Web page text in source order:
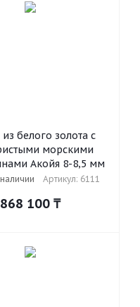
белого золота с
морскими
Акойя 8-8,5 мм
Артикул: 6111
868 100₸